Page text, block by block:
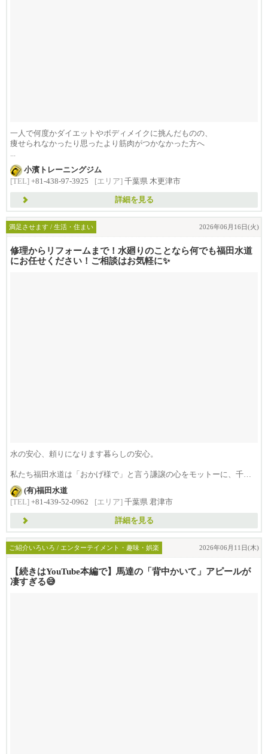
一人で何度かダイエットやボディメイクに挑んだものの、
痩せられなかったり思ったより筋肉がつかなかった方へ
...
小濱トレーニングジム
[TEL] +81-438-97-3925 [エリア] 千葉県 木更津市
詳細を見る
満足させます / 生活・住まい 2026年06月16日(火)
修理からリフォームまで！水廻りのことなら何でも福田水道
にお任せください！ご相談はお気軽に✨
水の安心、頼りになります暮らしの安心。
私たち福田水道は「おかげ様で」と言う謙譲の心をモットーに、千葉
県...
(有)福田水道
[TEL] +81-439-52-0962 [エリア] 千葉県 君津市
詳細を見る
ご紹介いろいろ / エンターテイメント・趣味・娯楽 2026年06月11日(木)
【続きはYouTube本編で】馬達の「背中かいて」アピールが
凄すぎる😅